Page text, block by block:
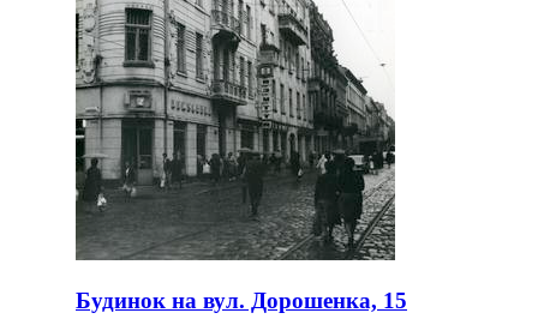
Будинок на вул. Дорошенка, 15